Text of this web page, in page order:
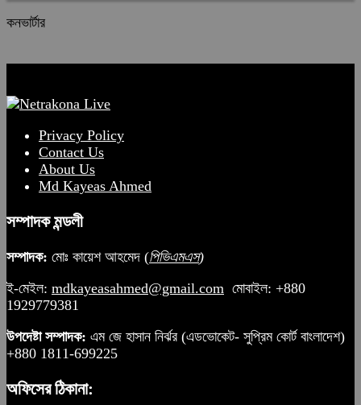
কনভার্টার
Privacy Policy
Contact Us
About Us
Md Kayeas Ahmed
সম্পাদক মন্ডলী
সম্পাদক: মোঃ কায়েশ আহমেদ (পিভিএমএস)
ই-মেইল: mdkayeasahmed@gmail.com মোবাইল: +880
1929779381
উপদেষ্টা সম্পাদক: এম জে হাসান নির্ঝর (এডভোকেট- সুপ্রিম কোর্ট বাংলাদেশ)
+880 1811-699225
অফিসের ঠিকানা: